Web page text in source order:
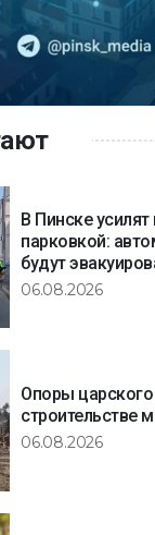
В Пинске
парковкой:
будут
06.08.2026
Опоры
строительстве
06.08.2026